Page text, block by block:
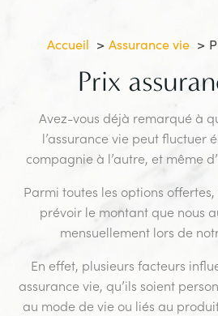
Accueil Assurance vie
Prix
Avez-vous déjà remarqué à
l’assurance vie peut fluctuer
compagnie à l’autre, et même
Parmi toutes les options
prévoir le montant que nous
mensuellement lors de
En effet, plusieurs facteurs
assurance vie, qu’ils soient
au mode de vie ou liés au